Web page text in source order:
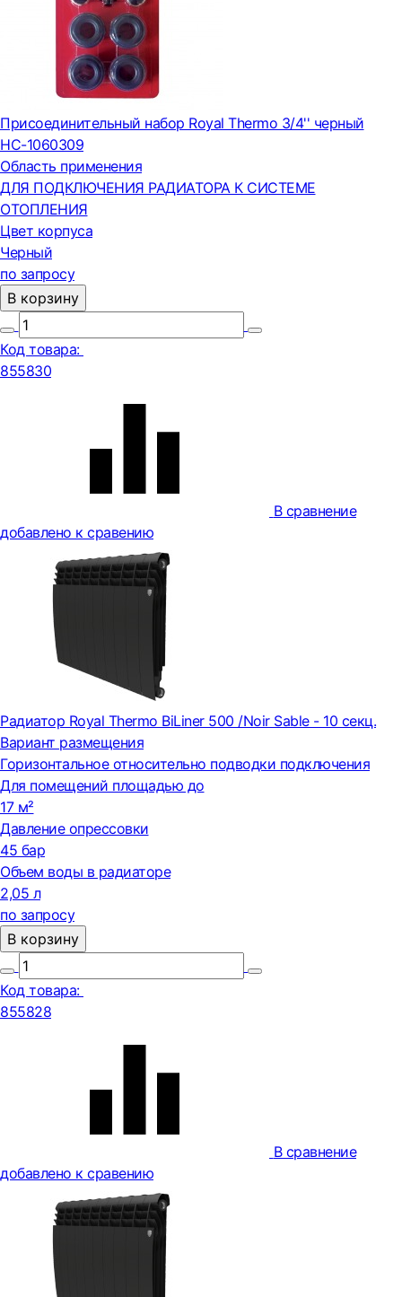
Присоединительный набор Royal Thermo 3/4'' черный
НС-1060309
Область применения
ДЛЯ ПОДКЛЮЧЕНИЯ РАДИАТОРА К СИСТЕМЕ
ОТОПЛЕНИЯ
Цвет корпуса
Черный
по запросу
В корзину
Код товара:
855830
В сравнение
добавлено к сравению
Радиатор Royal Thermo BiLiner 500 /Noir Sable - 10 секц.
Вариант размещения
Горизонтальное относительно подводки подключения
Для помещений площадью до
17 м²
Давление опрессовки
45 бар
Объем воды в радиаторе
2,05 л
по запросу
В корзину
Код товара:
855828
В сравнение
добавлено к сравению